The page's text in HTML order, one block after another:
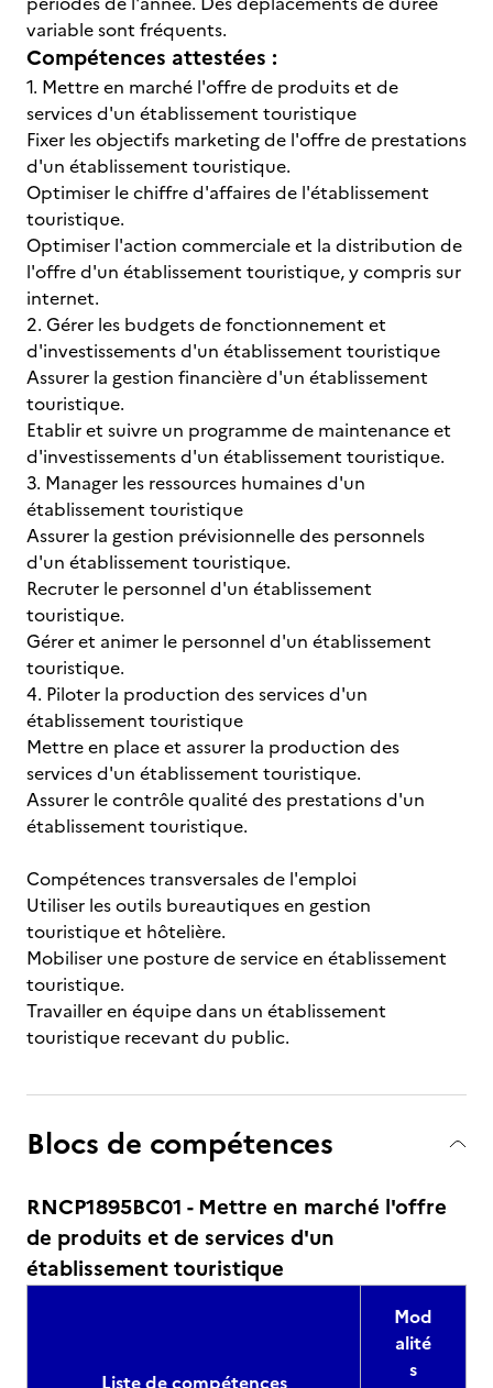
variable sont fréquents.
Compétences attestées :
1. Mettre en marché l'offre de produits et de
services d'un établissement touristique
Fixer les objectifs marketing de l'offre de prestations
d'un établissement touristique.
Optimiser le chiffre d'affaires de l'établissement
touristique.
Optimiser l'action commerciale et la distribution de
l'offre d'un établissement touristique, y compris sur
internet.
2. Gérer les budgets de fonctionnement et
d'investissements d'un établissement touristique
Assurer la gestion financière d'un établissement
touristique.
Etablir et suivre un programme de maintenance et
d'investissements d'un établissement touristique.
3. Manager les ressources humaines d'un
établissement touristique
Assurer la gestion prévisionnelle des personnels
d'un établissement touristique.
Recruter le personnel d'un établissement
touristique.
Gérer et animer le personnel d'un établissement
touristique.
4. Piloter la production des services d'un
établissement touristique
Mettre en place et assurer la production des
services d'un établissement touristique.
Assurer le contrôle qualité des prestations d'un
établissement touristique.
Compétences transversales de l'emploi
Utiliser les outils bureautiques en gestion
touristique et hôtelière.
Mobiliser une posture de service en établissement
touristique.
Travailler en équipe dans un établissement
touristique recevant du public.
Blocs de compétences
RNCP1895BC01 - Mettre en marché l'offre
de produits et de services d'un
établissement touristique
Liste de compétences
Mod
alité
s